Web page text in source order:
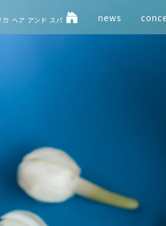
カ ヘア アンド スパ news